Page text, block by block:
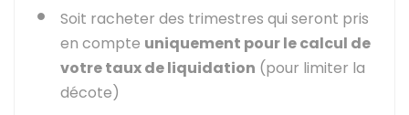
Soit racheter des trimestres qui seront pris
en compte uniquement pour le calcul de
votre taux de liquidation (pour limiter la
décote)